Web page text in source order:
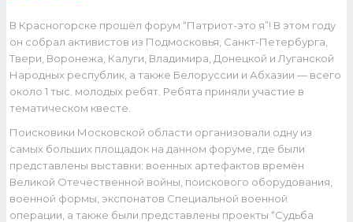
В Красногорске прошёл форум “Патриот-это я”! В этом году
он собрал активистов из Подмосковья, Санкт-Петербурга,
Твери, Воронежа, Калуги, Владимира, Донецкой и Луганской
Народных республик, а также Белоруссии и Абхазии — всего
около 1 тыс. молодых ребят. Ребята приняли участие в
тематическом квесте.
Поисковики Московской области организовали одну из
самых больших площадок на данном форуме, где были
представлены выставки: военных артефактов времён
Великой Отечественной войны, поискового оборудования,
военной формы, экспонатов Специальной военной
операции, а также были представлены проекты “Судьба